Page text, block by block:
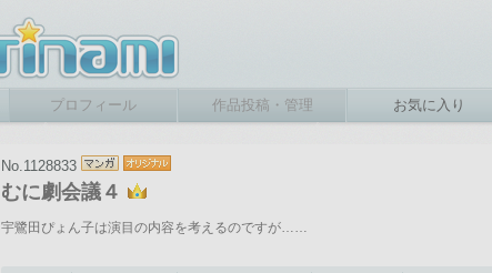
プロフィール 作品投稿・管理 お気に入り
No.1128833
むに劇会議４
宇鷺田ぴょん子は演目の内容を考えるのですが……